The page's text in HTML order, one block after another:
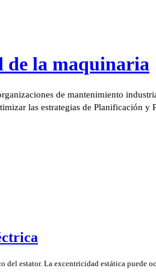
de la maquinaria
de mantenimiento
las estrategias de Planificación y
estator. La excentricidad estática puede